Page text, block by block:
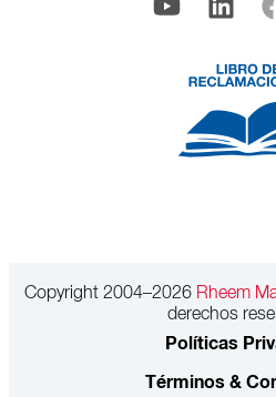
Copyright 2004–2026Rheem
derechos
Políticas
Términos &